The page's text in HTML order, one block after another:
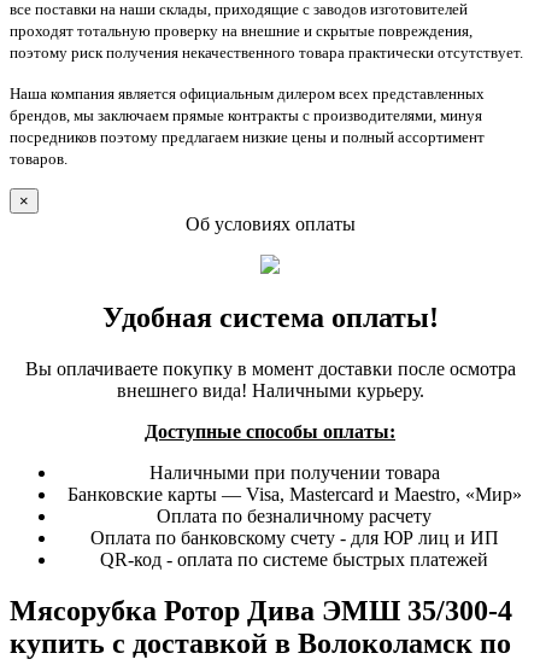
все поставки на наши склады, приходящие с заводов изготовителей
проходят тотальную проверку на внешние и скрытые повреждения,
поэтому риск получения некачественного товара практически отсутствует.
Наша компания является официальным дилером всех представленных
брендов, мы заключаем прямые контракты с производителями, минуя
посредников поэтому предлагаем низкие цены и полный ассортимент
товаров.
×
Об условиях оплаты
Удобная система оплаты!
Вы оплачиваете покупку в момент доставки после осмотра
внешнего вида! Наличными курьеру.
Доступные способы оплаты:
Наличными при получении товара
Банковские карты — Visa, Mastercard и Maestro, «Мир»
Оплата по безналичному расчету
Оплата по банковскому счету - для ЮР лиц и ИП
QR-код - оплата по системе быстрых платежей
Мясорубка Ротор Дива ЭМШ 35/300-4
купить с доставкой в Волоколамск по